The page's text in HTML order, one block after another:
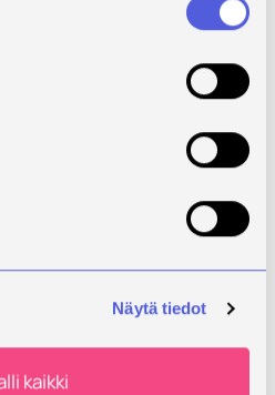
Näytä tiedot
kaikki
Tutustu